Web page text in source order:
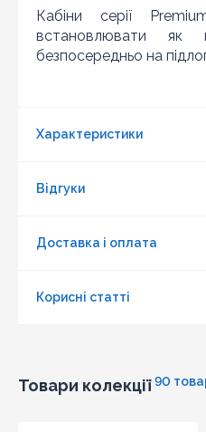
Кабіни серії
встановлювати
безпосередньо на
Характеристики
Відгуки
Доставка і оплата
Корисні статті
Товари колекції 90
Оновити капчу